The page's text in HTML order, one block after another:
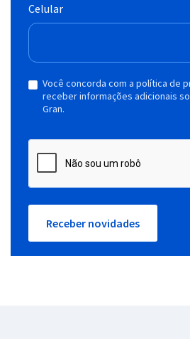
Celular
Você concorda com a política de
receber informações adicionais
Gran.
Receber novidades